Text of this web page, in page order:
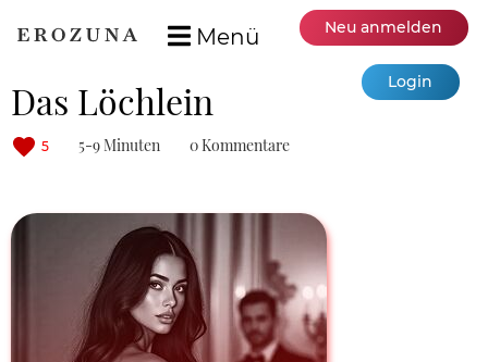
Menü Neu anmelden
Login
Das Löchlein
5 5-9 Minuten 0 Kommentare